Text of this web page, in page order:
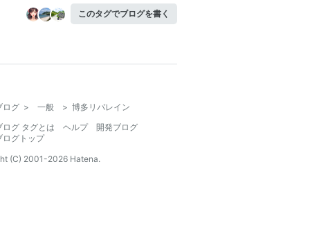
このタグでブログを書く
ログ > 一般 > 博多リバレイン
ログ タグとは
ヘルプ
開発ブログ
ログトップ
(C) 2001-2026 Hatena.